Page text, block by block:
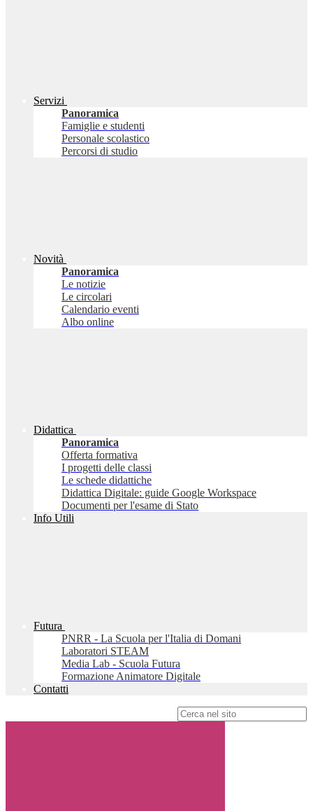
Servizi
Panoramica
Famiglie e studenti
Personale scolastico
Percorsi di studio
Novità
Panoramica
Le notizie
Le circolari
Calendario eventi
Albo online
Didattica
Panoramica
Offerta formativa
I progetti delle classi
Le schede didattiche
Didattica Digitale: guide Google Workspace
Documenti per l'esame di Stato
Info Utili
Futura
PNRR - La Scuola per l'Italia di Domani
Laboratori STEAM
Media Lab - Scuola Futura
Formazione Animatore Digitale
Contatti